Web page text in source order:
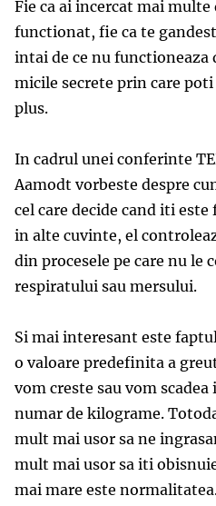
Fie ca ai incercat mai multe
functionat, fie ca te
intai de ce nu functioneaza
micile secrete prin care
plus.
In cadrul unei conferinte
Aamodt vorbeste despre
cel care decide cand iti este
in alte cuvinte, el
din procesele pe care nu le
respiratului sau mersului.
Si mai interesant este
o valoare predefinita a
vom creste sau vom
numar de kilograme.
mult mai usor sa ne
mult mai usor sa iti
mai mare este